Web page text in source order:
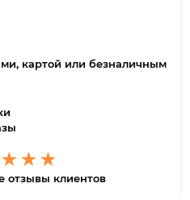
картой или безналичным
отзывы клиентов